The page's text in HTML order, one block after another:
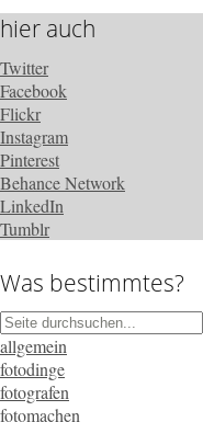
hier auch
Twitter
Facebook
Flickr
Instagram
Pinterest
Behance Network
LinkedIn
Tumblr
Was bestimmtes?
allgemein
fotodinge
fotografen
fotomachen